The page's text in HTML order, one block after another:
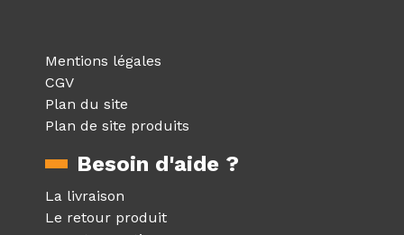
Mentions légales
CGV
Plan du site
Plan de site produits
Besoin d'aide ?
La livraison
Le retour produit